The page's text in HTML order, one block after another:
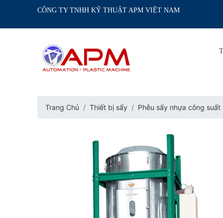
CÔNG TY TNHH KỸ THUẬT APM VIỆT NAM
Trang Chủ Thiết bị sấy Phễu sấy nhựa công suất